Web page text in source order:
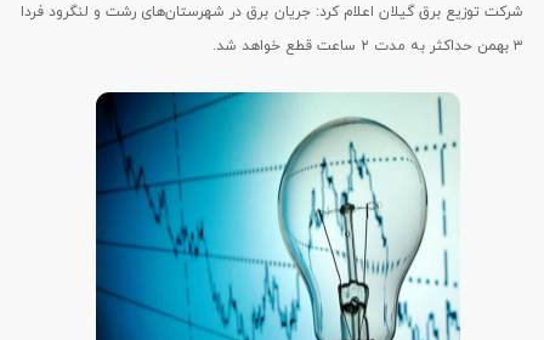
شرکت توزیع برق گیلان اعلام کرد: جریان برق در شهرستان‌های رشت و لنگرود فردا
۳ بهمن حداکثر به مدت ۲ ساعت قطع خواهد شد.